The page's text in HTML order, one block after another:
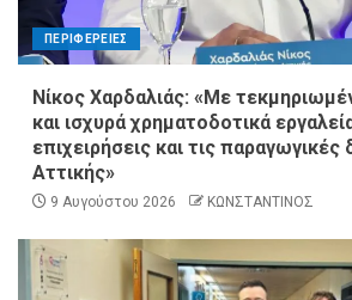
ΠΕΡΙΦΕΡΕΙΕΣ
Νίκος Χαρδαλιάς: «Με
και ισχυρά χρηματοδοτικά
επιχειρήσεις και τις παραγωγικές
Αττικής»
9 Αυγούστου 2026 ΚΩΝΣΤΑΝΤΙΝΟΣ